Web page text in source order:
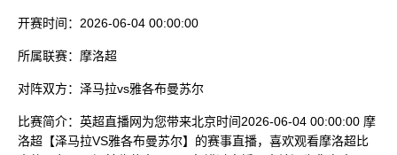
开赛时间： 2026-06-04 00:00:00
所属联赛： 摩洛超
对阵双方： 泽马拉vs雅各布曼苏尔
比赛简介： 英超直播网为您带来北京时间2026-06-04 00:00:00 摩
洛超【泽马拉VS雅各布曼苏尔】的赛事直播，喜欢观看摩洛超比